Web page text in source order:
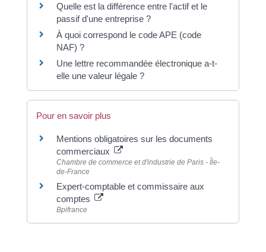
Quelle est la différence entre l'actif et le
passif d'une entreprise ?
À quoi correspond le code APE (code
NAF) ?
Une lettre recommandée électronique a-t-
elle une valeur légale ?
Pour en savoir plus
Mentions obligatoires sur les documents
commerciaux
Chambre de commerce et d'industrie de Paris - Île-
de-France
Expert-comptable et commissaire aux
comptes
Bpifrance